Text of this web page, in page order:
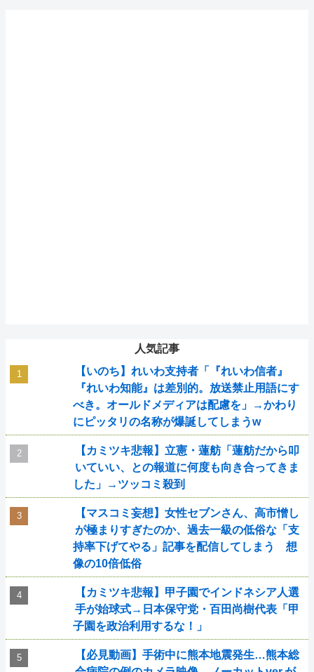
人気記事
【いのち】れいわ支持者「『れいわ信者』
『れいわ知能』は差別的。放送禁止用語にす
べき。オールドメディアは配慮を」→かわり
にピッタリの名称が爆誕してしまうw
【カミツキ悲報】立憲・蓮舫「蓮舫だから叩
いていい、との報道に何度も向き合ってきま
した」→ツッコミ殺到
【マスコミ妄想】女性セブンさん、高市憎し
が極まりすぎたのか、過去一級の低俗な「支
持率下げてやる」記事を配信してしまう 想
像の10倍低俗
【カミツキ悲報】甲子園でインドネシア人選
手が始球式→日本保守党・百田尚樹代表「甲
子園を政治利用するな！」
【必見動画】手術中に熊本地震発生…熊本総